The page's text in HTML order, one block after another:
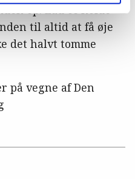
op. Lad os holde
til altid at få øje
det halvt tomme
på vegne af Den